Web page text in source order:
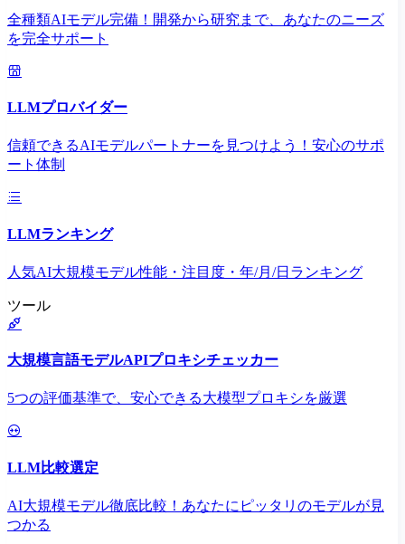
全種類AIモデル完備！開発から研究まで、あなたのニーズ
を完全サポート
LLMプロバイダー
信頼できるAIモデルパートナーを見つけよう！安心のサポ
ート体制
LLMランキング
人気AI大規模モデル性能・注目度・年/月/日ランキング
ツール
大規模言語モデルAPIプロキシチェッカー
5つの評価基準で、安心できる大模型プロキシを厳選
LLM比較選定
AI大規模モデル徹底比較！あなたにピッタリのモデルが見
つかる